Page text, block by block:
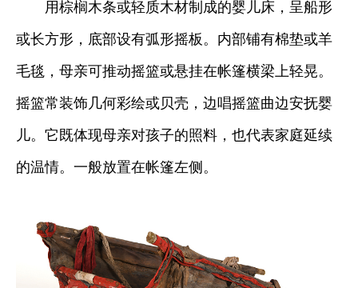
用棕榈木条或轻质木材制成的婴儿床，呈船形
或长方形，底部设有弧形摇板。内部铺有棉垫或羊
毛毯，母亲可推动摇篮或悬挂在帐篷横梁上轻晃。
摇篮常装饰几何彩绘或贝壳，边唱摇篮曲边安抚婴
儿。它既体现母亲对孩子的照料，也代表家庭延续
的温情。一般放置在帐篷左侧。